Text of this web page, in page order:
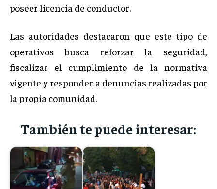
poseer licencia de conductor.
Las autoridades destacaron que este tipo de
operativos busca reforzar la seguridad,
fiscalizar el cumplimiento de la normativa
vigente y responder a denuncias realizadas por
la propia comunidad.
También te puede interesar: